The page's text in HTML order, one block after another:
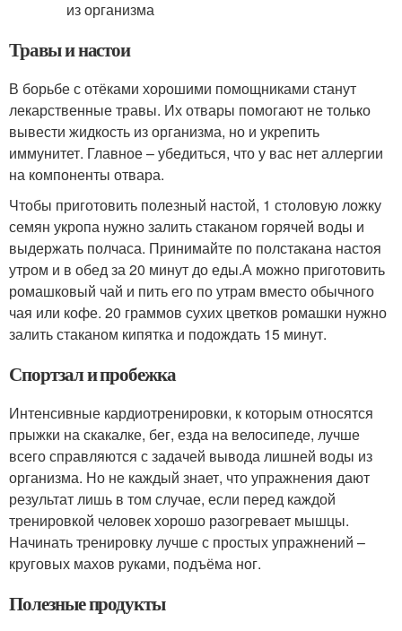
Травы и настои
В борьбе с отёками хорошими помощниками станут
лекарственные травы. Их отвары помогают не только
вывести жидкость из организма, но и укрепить
иммунитет. Главное – убедиться, что у вас нет аллергии
на компоненты отвара.
Чтобы приготовить полезный настой, 1 столовую ложку
семян укропа нужно залить стаканом горячей воды и
выдержать полчаса. Принимайте по полстакана настоя
утром и в обед за 20 минут до еды.А можно приготовить
ромашковый чай и пить его по утрам вместо обычного
чая или кофе. 20 граммов сухих цветков ромашки нужно
залить стаканом кипятка и подождать 15 минут.
Спортзал и пробежка
Интенсивные кардиотренировки, к которым относятся
прыжки на скакалке, бег, езда на велосипеде, лучше
всего справляются с задачей вывода лишней воды из
организма. Но не каждый знает, что упражнения дают
результат лишь в том случае, если перед каждой
тренировкой человек хорошо разогревает мышцы.
Начинать тренировку лучше с простых упражнений –
круговых махов руками, подъёма ног.
Полезные продукты